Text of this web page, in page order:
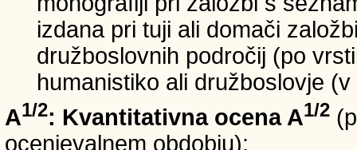
izdana pri tuji ali domači
družboslovnih področij (po
humanistiko ali družboslovje
A1/2: Kvantitativna ocena A1/2
ocenjevalnem obdobju):